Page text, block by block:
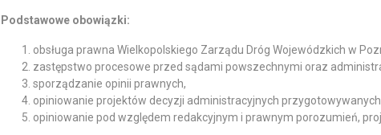
Podstawowe obowiązki:
obsługa prawna Wielkopolskiego Zarządu Dróg Wojewódzkich w
zastępstwo procesowe przed sądami powszechnymi oraz
sporządzanie opinii prawnych,
opiniowanie projektów decyzji administracyjnych
opiniowanie pod względem redakcyjnym i prawnym porozumień,